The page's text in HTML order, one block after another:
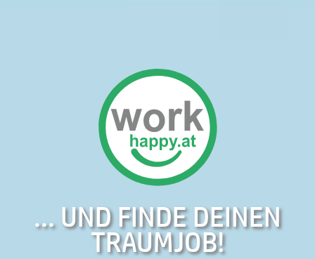
... UND FINDE DEINEN
TRAUMJOB!